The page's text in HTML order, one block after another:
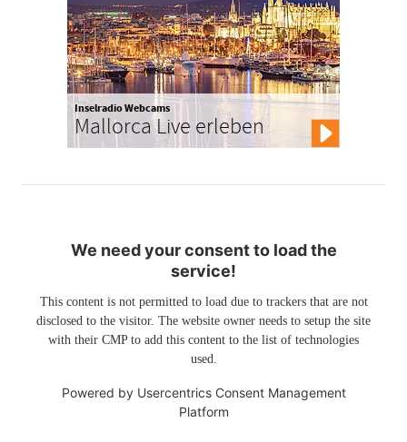
Inselradio Webcams
Mallorca Live erleben
We need your consent to load the
service!
This content is not permitted to load due to trackers that are not
disclosed to the visitor. The website owner needs to setup the site
with their CMP to add this content to the list of technologies
used.
Powered by Usercentrics Consent Management
Platform